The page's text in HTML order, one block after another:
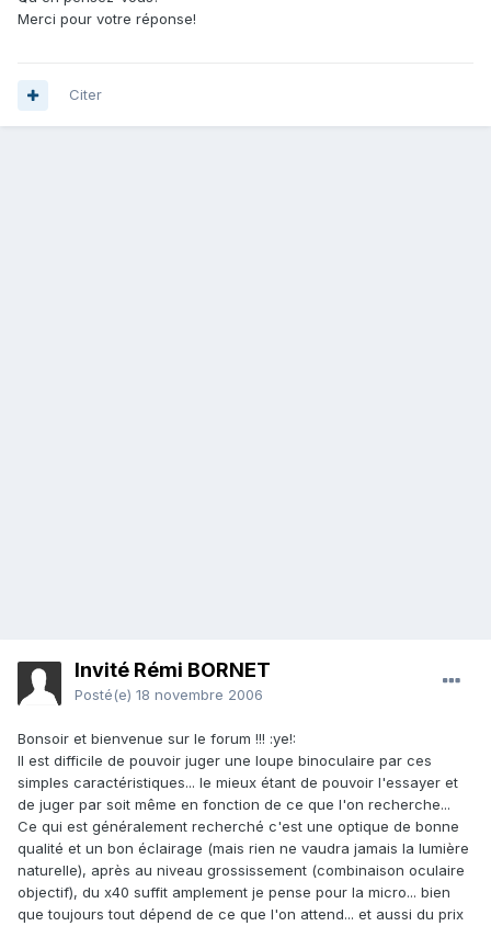
Merci pour votre réponse!
Citer
Invité Rémi BORNET
Posté(e) 18 novembre 2006
Bonsoir et bienvenue sur le forum !!! :ye!:
Il est difficile de pouvoir juger une loupe binoculaire par ces
simples caractéristiques... le mieux étant de pouvoir l'essayer et
de juger par soit même en fonction de ce que l'on recherche...
Ce qui est généralement recherché c'est une optique de bonne
qualité et un bon éclairage (mais rien ne vaudra jamais la lumière
naturelle), après au niveau grossissement (combinaison oculaire
objectif), du x40 suffit amplement je pense pour la micro... bien
que toujours tout dépend de ce que l'on attend... et aussi du prix